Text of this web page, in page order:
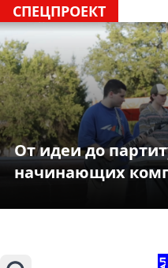
СПЕЦПРОЕКТ
От идеи до
начинающих